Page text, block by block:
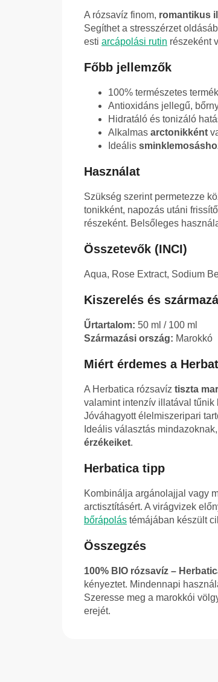
A rózsavíz finom, romantikus
Segíthet a stresszérzet
esti arcápolási rutin részeként
Főbb jellemzők
100% természetes
Antioxidáns jellegű,
Hidratáló és tonizáló
Alkalmas arctonikként
Ideális
Használat
Szükség szerint permetezze
tonikként, napozás utáni
részeként. Belsőleges
Összetevők (INCI)
Aqua, Rose Extract, Sodium
Kiszerelés és
Űrtartalom: 50 ml / 100 ml
Származási ország: Marokkó
Miért érdemes a
A Herbatica rózsavíz tiszta
valamint intenzív illatával tűnik
Jóváhagyott élelmiszeripari
Ideális választás
érzékeiket.
Herbatica tipp
Kombinálja argánolajjal vagy
arctisztításért. A virágvizek
bőrápolás témájában készült
Összegzés
100% BIO rózsavíz –
kényeztet. Mindennapi
Szeresse meg a marokkói
erejét.